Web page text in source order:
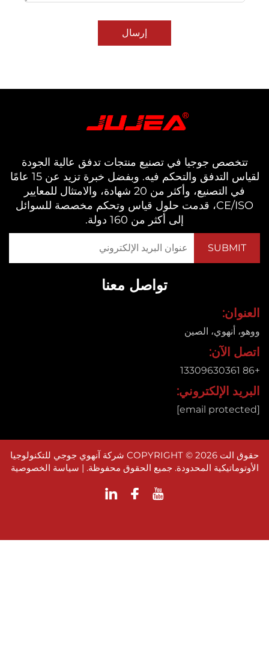
جوجيا في تصنيع منتجات تدفق عالية الجودة
لقياس التدفق والتحكم فيه. وبفضل خبرة تزيد عن 15 عامًا
في التصنيع، وأكثر من 20 شهادة، والامتثال للمعايير
CE/ISO، قدمت حلول قياس وتحكم مخصصة للسوائل
إلى أكثر من 160 دولة.
تواصل معنا
أنهوي، الصين
الآن:
الإلكتروني:
حقوق الت COPYRIGHT © 2026 شركة آنهوي جوجي للتكنولوجيا
المحدودة. جميع الحقوق محفوظة. |سياسة الخصوصية